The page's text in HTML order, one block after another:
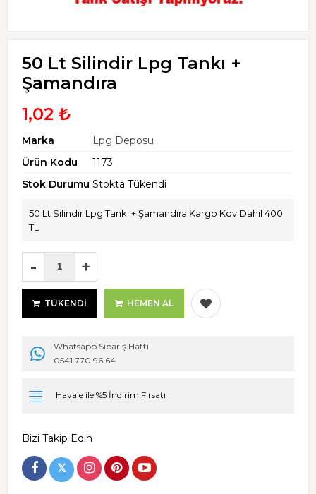
50 Lt Silindir Lpg Tankı +
Şamandıra
1,02 ₺
Marka
Lpg Deposu
Ürün Kodu
1173
Stok Durumu Stokta Tükendi
50 Lt Silindir Lpg Tankı + Şamandıra Kargo Kdv Dahil 400
TL
- +
TÜKENDI HEMEN AL
Whatsapp Sipariş Hattı
0541 770 96 64
Havale ile %5 İndirim Fırsatı
Bizi Takip Edin
𝕏